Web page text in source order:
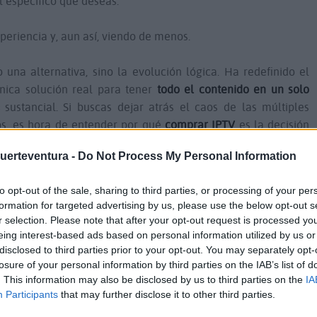
- Do Not Process My Personal Information
opt-out of the sale, sharing to third parties, or processing of your
for targeted advertising by us, please use the below opt-out
selection. Please note that after your opt-out request is processed
interest-based ads based on personal information utilized by us
to third parties prior to your opt-out. You may separately
of your personal information by third parties on the IAB’s list of
This information may also be disclosed by us to third parties on the
Participants that may further disclose it to other third parties.
y, aun así, viendo de menos.
una alternativa, sino la evolución lógica. Ha redefinido el
solución real para tener todo el contenido en un solo
Si buscas dejar atrás el caos de las múltiples
es hora de entender por qué comprar IPTV es la decisión
en el país.
en España?
simplemente, la distribución de señales de televisión
decir, utiliza tu conexión de banda ancha, eliminando la
y complejas instalaciones.
en la promesa de un ecosistema de entretenimiento